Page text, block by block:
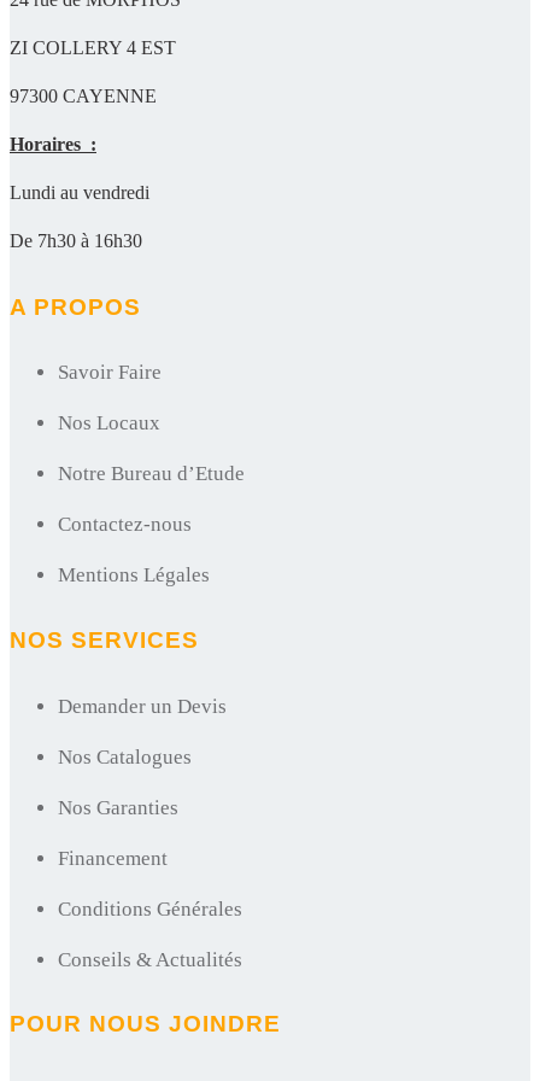
ZI COLLERY 4 EST
97300 CAYENNE
Horaires :
Lundi au vendredi
De 7h30 à 16h30
A PROPOS
Savoir Faire
Nos Locaux
Notre Bureau d’Etude
Contactez-nous
Mentions Légales
NOS SERVICES
Demander un Devis
Nos Catalogues
Nos Garanties
Financement
Conditions Générales
Conseils & Actualités
POUR NOUS JOINDRE